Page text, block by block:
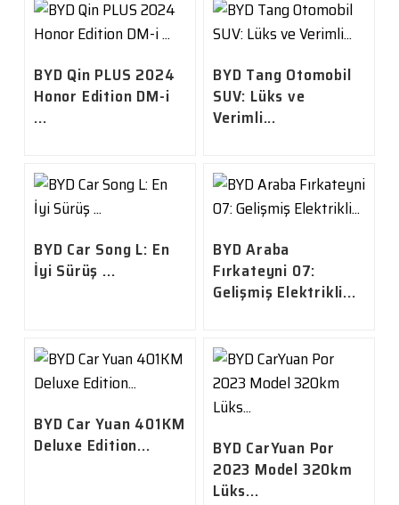
BYD Qin PLUS 2024
Honor Edition DM-i
...
BYD Tang Otomobil
SUV: Lüks ve
Verimli...
BYD Car Song L: En
İyi Sürüş ...
BYD Araba
Fırkateyni 07:
Gelişmiş Elektrikli...
BYD Car Yuan 401KM
Deluxe Edition...
BYD CarYuan Por
2023 Model 320km
Lüks...